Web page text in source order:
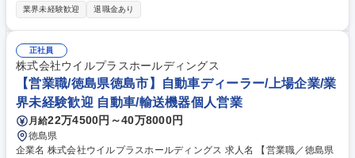
ッド車)のアフターサービスを行います。車検や定期点 検、オーバーホー
間のトラブル対応などにもあたっていただく事になります。 いすゞでは商
用車であるトラックの不稼働を出さないことを大切にしており、故障診断
等を元に部品交換するのか修理するのかコストと時間を考えて対応してい
くため、一般車の整備と異なりエンジニアとしてのスキルを身に付けるこ
とが出来ます。 募集職種 【高知市】自動車整備士（サービス）年間休日1
20日/未経験歓迎/
業界未経験歓迎 退職金あり
正社員
株式会社ウイルプラスホールディングス
【営業職/徳島県徳島市】自動車ディーラー/上場企業/業
界未経験歓迎 自動車/輸送機器個人営業
月給22万4500円～40万8000円
徳島県
企業名 株式会社ウイルプラスホールディングス 求人名 【営業職／徳島県